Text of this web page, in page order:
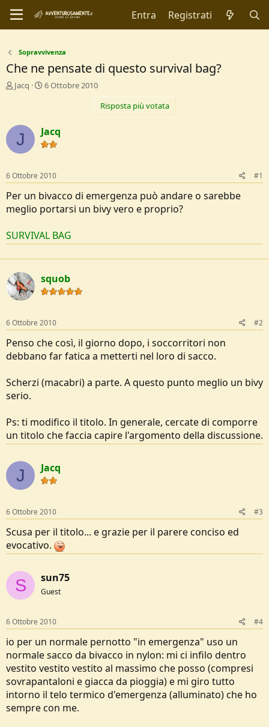
Entra Registrati
Sopravvivenza
Che ne pensate di questo survival bag?
C
t
r
D
i
s
u
s
i
o
e
Jacq
D
d
i
I
i
z
i
6 Ottobre 2010
Risposta più votata
J Jacq
6 Ottobre 2010 #1
Per un bivacco di emergenza può andare o sarebbe
meglio portarsi un bivy vero e proprio?
SURVIVAL BAG
squob
6 Ottobre 2010 #2
Penso che così, il giorno dopo, i soccorritori non
debbano far fatica a metterti nel loro di sacco.
Scherzi (macabri) a parte. A questo punto meglio un bivy
serio.
Ps: ti modifico il titolo. In generale, cercate di comporre
un titolo che faccia capire l'argomento della discussione.
J Jacq
6 Ottobre 2010 #3
Scusa per il titolo... e grazie per il parere conciso ed
evocativo.
S sun75
Guest
6 Ottobre 2010 #4
io per un normale pernotto "in emergenza" uso un
normale sacco da bivacco in nylon: mi ci infilo dentro
vestito vestito vestito al massimo che posso (compresi
sovrapantaloni e giacca da pioggia) e mi giro tutto
intorno il telo termico d'emergenza (alluminato) che ho
sempre con me.